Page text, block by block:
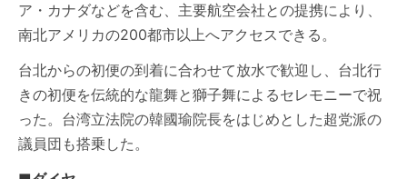
ア・カナダなどを含む、主要航空会社との提携により、
南北アメリカの200都市以上へアクセスできる。
台北からの初便の到着に合わせて放水で歓迎し、台北行
きの初便を伝統的な龍舞と獅子舞によるセレモニーで祝
った。台湾立法院の韓國瑜院長をはじめとした超党派の
議員団も搭乗した。